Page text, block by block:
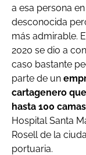
a esa persona en
desconocida
más admirable.
2020 se dio a
caso bastante
parte de un
cartagenero
hasta 100 camas
Hospital Santa
Rosell de la
portuaria.